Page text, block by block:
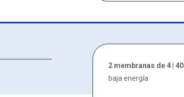
2 membranas de 4 | 40
baja energía